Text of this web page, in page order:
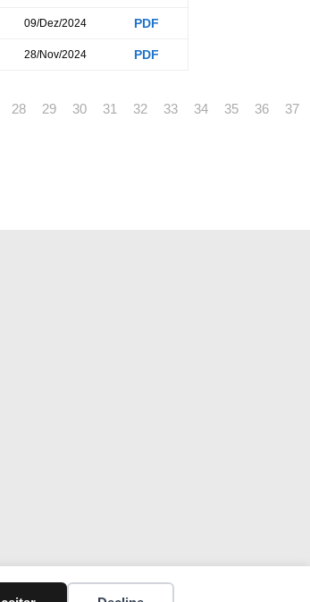
09/Dez/2024 PDF
28/Nov/2024 PDF
28 29 30 31 32 33 34 35 36 37